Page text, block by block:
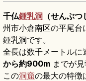
千仏鍾乳洞 （せんぶ
州市小倉南区の平尾台
鍾乳洞です。
全長は数千メートルに
から約900m までが見
この洞窟の最大の特徴